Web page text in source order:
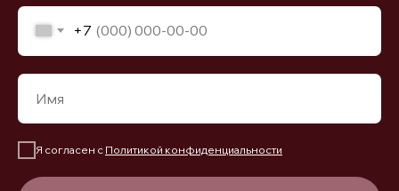
+7
Я согласен с Политикой конфиденциальности